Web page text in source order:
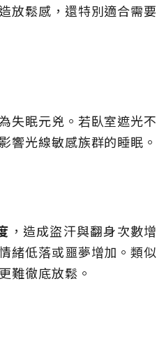
放鬆感，還特別適合需要
失眠元兇。若臥室遮光不
響光線敏感族群的睡眠。
，造成盜汗與翻身次數增
緒低落或噩夢增加。類似
難徹底放鬆。